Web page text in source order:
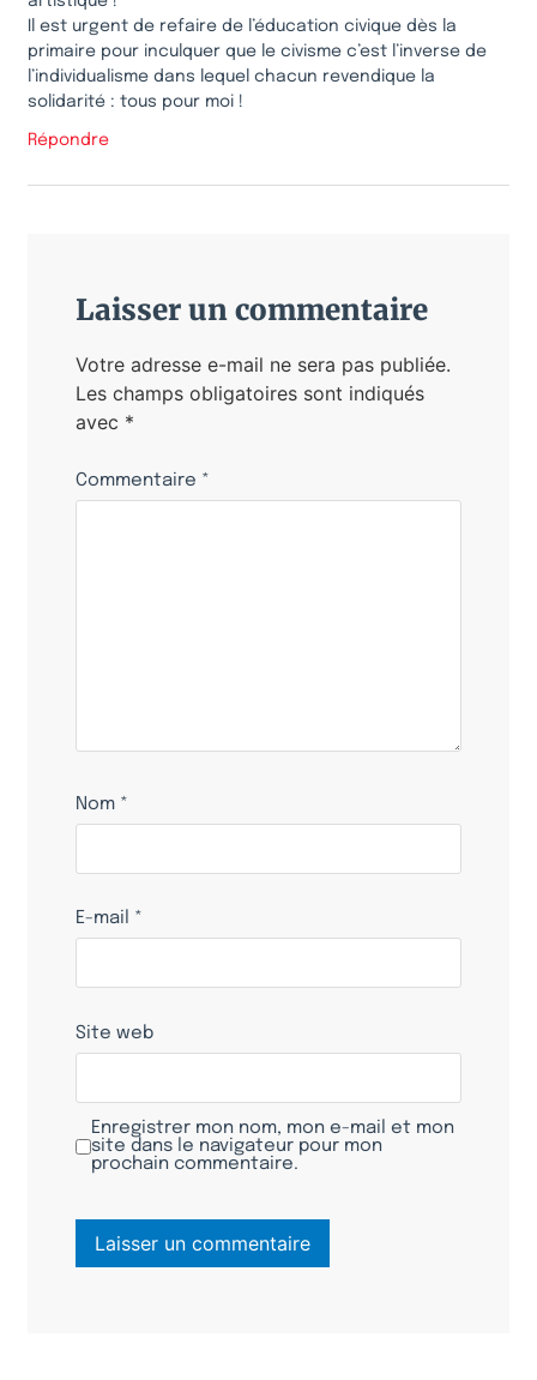
Il est urgent de refaire de l’éducation civique dès la
primaire pour inculquer que le civisme c’est l’inverse de
l’individualisme dans lequel chacun revendique la
solidarité : tous pour moi !
Répondre
Laisser un commentaire
Votre adresse e-mail ne sera pas publiée.
Les champs obligatoires sont indiqués
avec *
Commentaire *
Nom *
E-mail *
Site web
Enregistrer mon nom, mon e-mail et mon
site dans le navigateur pour mon
prochain commentaire.